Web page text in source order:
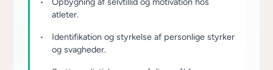
atleter.
Identifikation og styrkelse af personlige styrker
og svagheder.